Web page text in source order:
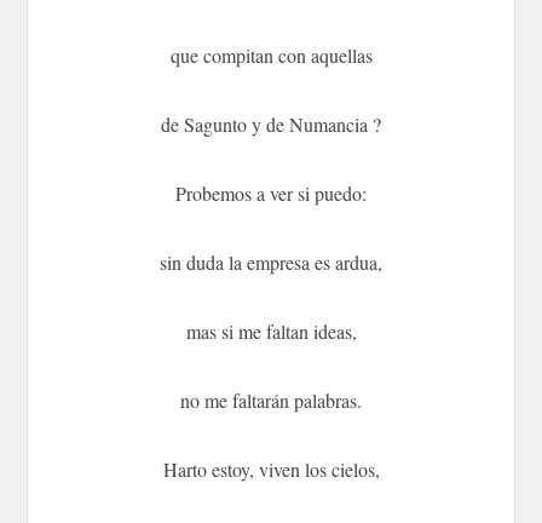
que compitan con aquellas
de Sagunto y de Numancia ?
Probemos a ver si puedo:
sin duda la empresa es ardua,
mas si me faltan ideas,
no me faltarán palabras.
Harto estoy, viven los cielos,